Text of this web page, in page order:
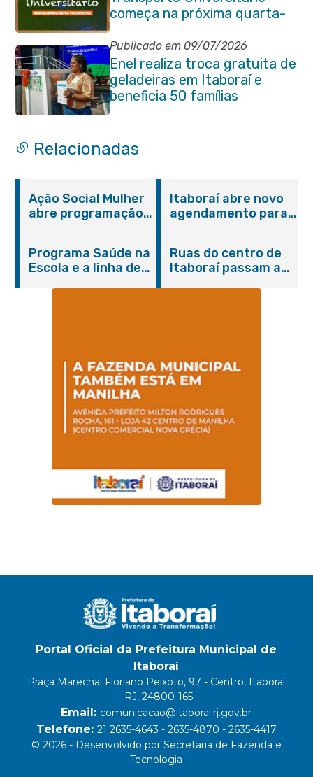
começa na próxima quarta-
feira (29/07)
Publicado em 09/07/2026
Enel realiza troca gratuita de
geladeiras em Itaboraí e
beneficia 50 famílias
Relacionadas
Ação Social Mulher
abre programação
serviços gratuitos e
orientações
Itaboraí abre novo
agendamento para
Programa Saúde na
Escola e a linha de
Magalhães Seabra
Ruas do centro de
Itaboraí passam a
Portal Oficial da Prefeitura Municipal de
Itaboraí
Praça Marechal Floriano Peixoto, 97 - Centro, Itaboraí
- RJ, 24800-165.
Email: comunicacao@itaborai.rj.gov.br
Telefone: 21 2635-4643 - 2635-4870 - 2635-4417
© 2026 - Desenvolvido por Secretaria de Fazenda e
Tecnologia